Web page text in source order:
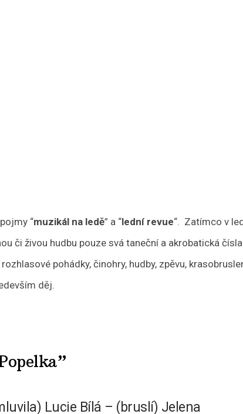
pojmy “muzikál na ledě” a “lední revue“. Zatímco v
či živou hudbu pouze svá taneční a akrobatická
pohádky, činohry, hudby, zpěvu,
děj.
Lucie Bílá – (bruslí) Jelena